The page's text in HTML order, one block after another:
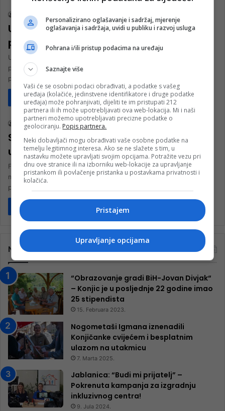
nk 2
U ponedjeljak počinje drugi ciklus
pojačanih inspekcijskih nadzora u FBiH
U okviru aktivnosti na suzbijanju nezakonitih djelatnosti u
pojedinim oblastima inspekcijskog nadzora koje su prepoznate
pod pojmom sive ekonomije, Federalna…
Pročitaj više
rt nk 20. Decembra 2022.
Sporna flaširana voda: Rezultati analiza
uredni, rok istekao
Foto: ilustracija Google Od sedam voda koje, prema rezultatima
monitoringa Zavoda sadrže bakterije koje ne smiju biti prisutne u
prirodnim…
Pročitaj više
Najčitanije
“Obrazovanje gradi BiH-Jovan Divjak“
– Konjic je u posljednje 22 godine imao
25 ​​stipendista
15. Februara 2023.
Nogometaši Igmana iznenadili
Konjičanke cvijećem i besplatnim
ulazom na utakmicu
7. Marta 2025.
Jablanica: “Budi mi prijatelj” –
Pokrenuta kampanja za izgradnju
inkluzivnog centra!
9. Jula 2024.
Personalizirano oglašavanje i sadržaj, mjerenje
oglašavanja i sadržaja, uvidi u publiku i razvoj usluga
Pohrana i/ili pristup podacima na uređaju
Saznajte više
Vaši će se osobni podaci obrađivati, a podatke s vašeg
uređaja (kolačiće, jedinstvene identifikatore i druge podatke
uređaja) može pohranjivati, dijeliti te im pristupati 212
partnera ili ih može upotrebljavati ova web-lokacija. Mi i naši
partneri možemo upotrebljavati precizne podatke o
geolociranju. Popis partnera.
Neki dobavljači mogu obrađivati vaše osobne podatke na
temelju legitimnog interesa. Ako se ne slažete s tim, u
nastavku možete upravljati svojim opcijama. Potražite vezu pri
dnu ove stranice ili na izborniku web-lokacije za upravljanje
pristankom ili povlačenje pristanka u postavkama privatnosti i
kolačića.
Pristajem
Upravljanje opcijama